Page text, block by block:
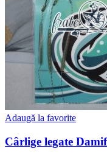
Adaugă la favorite
Cârlige legate